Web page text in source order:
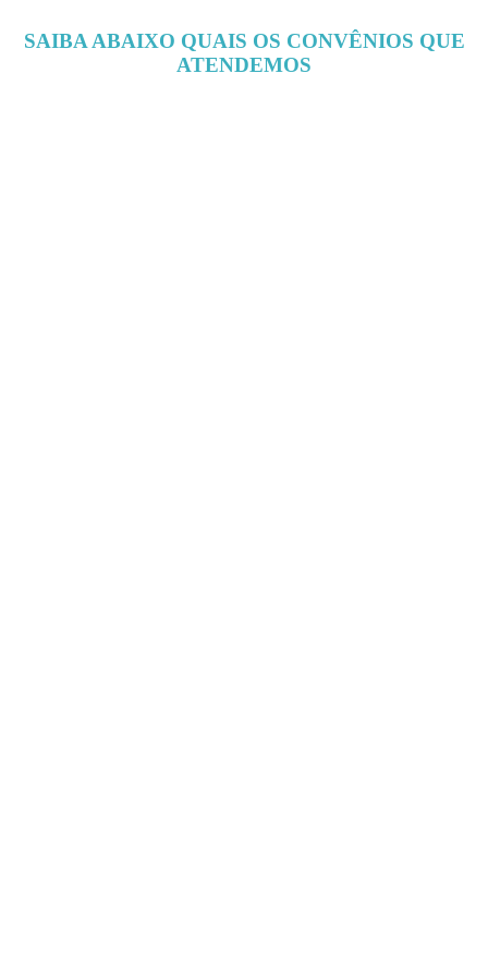
SAIBA ABAIXO QUAIS OS CONVÊNIOS QUE
ATENDEMOS